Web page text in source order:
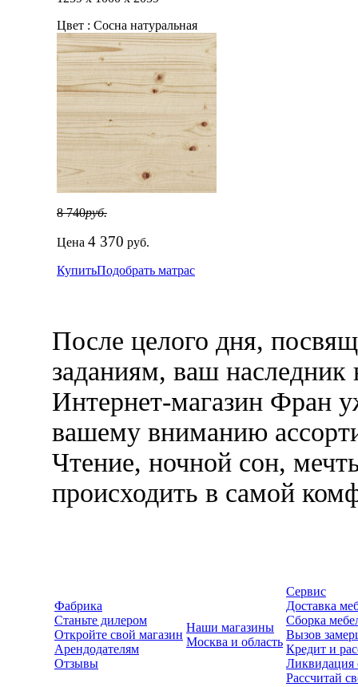
Цвет : Сосна натуральная
8 740руб.
Цена 4 370 руб.
КупитьПодобрать матрас
После целого дня,
заданиям, ваш
Интернет-магазин Фран
вашему вниманию
Чтение, ночной сон,
происходить в самой
Фабрика
Станьте дилером
Откройте свой магазин
Арендодателям
Отзывы
Наши магазины
Москва и область
Сервис
Доставка
Сборка
Вызов
Кредит и
Ликвидация
Рассчитай